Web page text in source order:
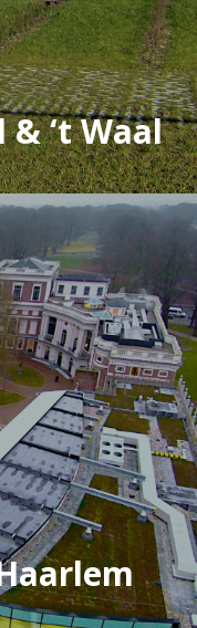
‘t Waal